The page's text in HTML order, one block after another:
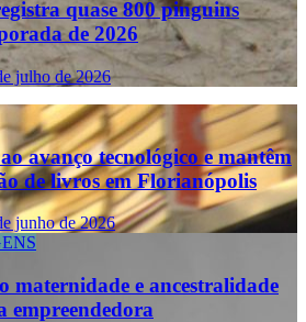
quase 800 pinguins
de 2026
julho de 2026
avanço tecnológico e mantêm
de livros em Florianópolis
junho de 2026
maternidade e ancestralidade
empreendedora